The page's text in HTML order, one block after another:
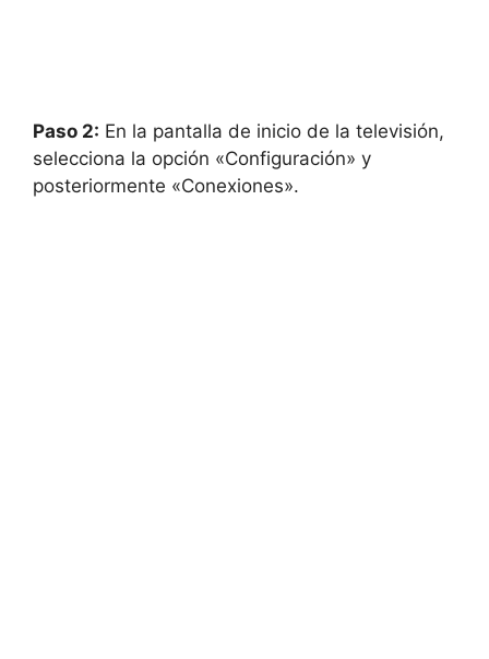
Paso 2: En la pantalla de inicio de la televisión,
selecciona la opción «Configuración» y
posteriormente «Conexiones».